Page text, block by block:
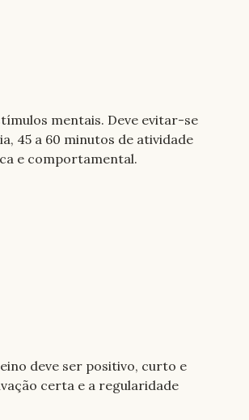
mentais. Deve evitar-se
45 a 60 minutos de atividade
e comportamental.
deve ser positivo, curto e
certa e a regularidade